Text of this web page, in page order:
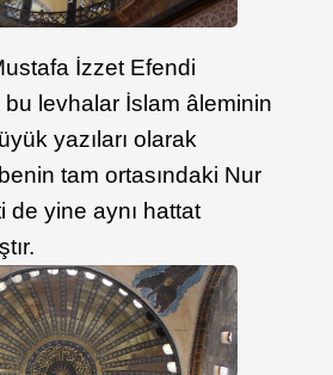
İzzet Efendi
bu levhalar İslam âleminin
yazıları olarak
tam ortasındaki Nur
de yine aynı hattat